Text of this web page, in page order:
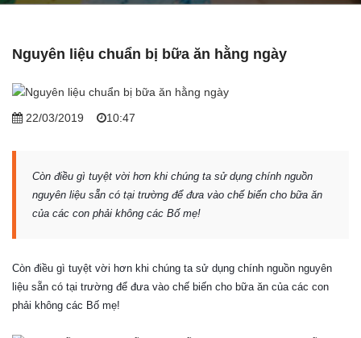
Nguyên liệu chuẩn bị bữa ăn hằng ngày
22/03/2019 10:47
Còn điều gì tuyệt vời hơn khi chúng ta sử dụng chính nguồn
nguyên liệu sẵn có tại trường để đưa vào chế biến cho bữa ăn
của các con phải không các Bố mẹ!
Còn điều gì tuyệt vời hơn khi chúng ta sử dụng chính nguồn nguyên
liệu sẵn có tại trường để đưa vào chế biến cho bữa ăn của các con
phải không các Bố mẹ!